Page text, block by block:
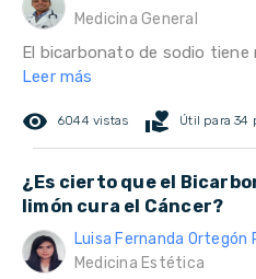
Medicina General
El bicarbonato de sodio
Leer más
remove_red_eye 6044 vistas volunteer_activism Útil para 34
¿Es cierto que el
limón cura el Cáncer?
Luisa Fernanda Ortegón
Medicina Estética